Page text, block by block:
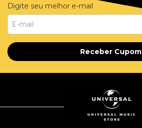
Digite seu melhor e-mail
Receber Cupom